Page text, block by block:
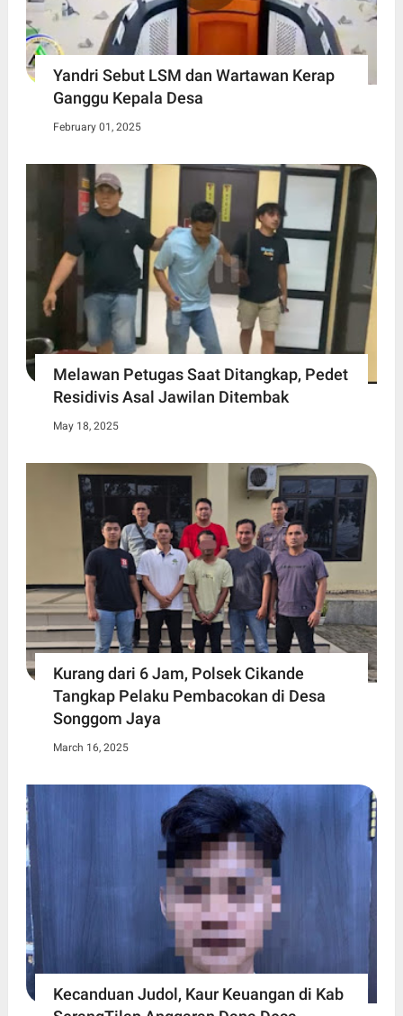
Yandri Sebut LSM dan Wartawan Kerap
Ganggu Kepala Desa
February 01, 2025
Melawan Petugas Saat Ditangkap, Pedet
Residivis Asal Jawilan Ditembak
May 18, 2025
Kurang dari 6 Jam, Polsek Cikande
Tangkap Pelaku Pembacokan di Desa
Songgom Jaya
March 16, 2025
Kecanduan Judol, Kaur Keuangan di Kab